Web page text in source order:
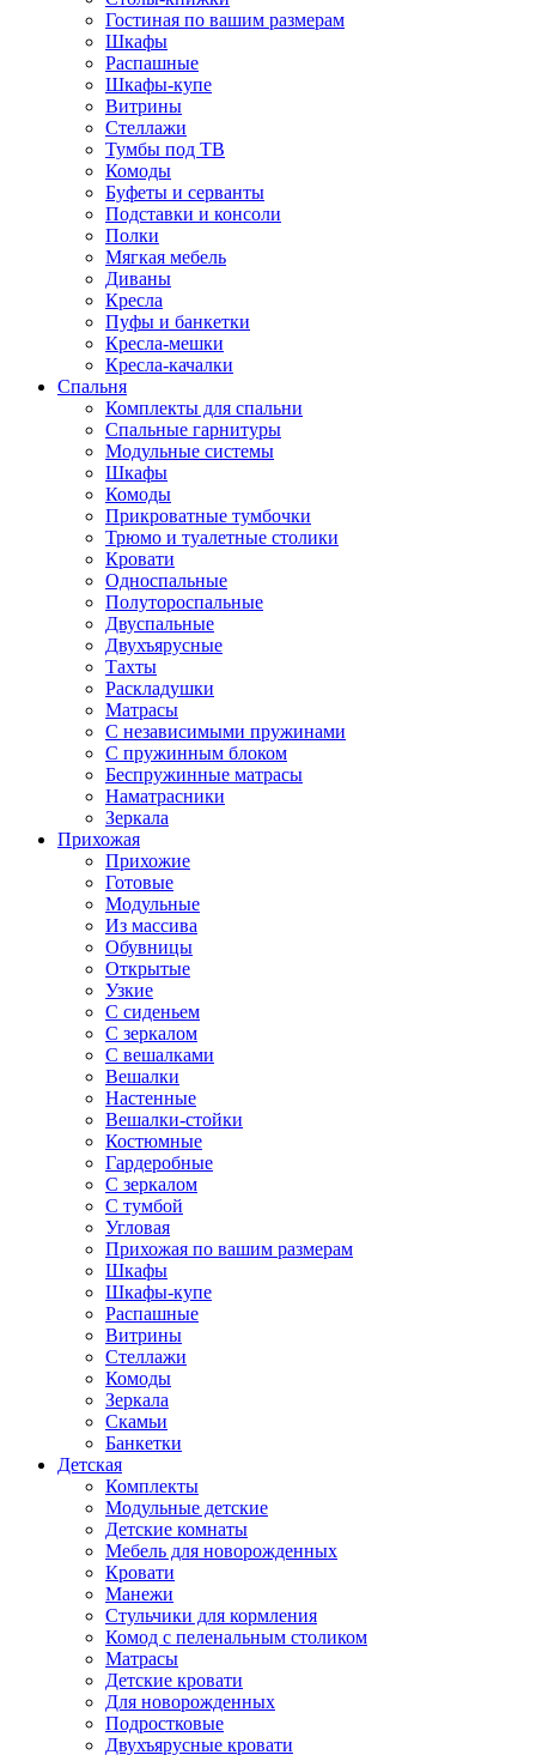
Гостиная по вашим размерам
Шкафы
Распашные
Шкафы-купе
Витрины
Стеллажи
Тумбы под ТВ
Комоды
Буфеты и серванты
Подставки и консоли
Полки
Мягкая мебель
Диваны
Кресла
Пуфы и банкетки
Кресла-мешки
Кресла-качалки
Спальня
Комплекты для спальни
Спальные гарнитуры
Модульные системы
Шкафы
Комоды
Прикроватные тумбочки
Трюмо и туалетные столики
Кровати
Односпальные
Полутороспальные
Двуспальные
Двухъярусные
Тахты
Раскладушки
Матрасы
С независимыми пружинами
С пружинным блоком
Беспружинные матрасы
Наматрасники
Зеркала
Прихожая
Прихожие
Готовые
Модульные
Из массива
Обувницы
Открытые
Узкие
С сиденьем
С зеркалом
С вешалками
Вешалки
Настенные
Вешалки-стойки
Костюмные
Гардеробные
С зеркалом
С тумбой
Угловая
Прихожая по вашим размерам
Шкафы
Шкафы-купе
Распашные
Витрины
Стеллажи
Комоды
Зеркала
Скамьи
Банкетки
Детская
Комплекты
Модульные детские
Детские комнаты
Мебель для новорожденных
Кровати
Манежи
Стульчики для кормления
Комод с пеленальным столиком
Матрасы
Детские кровати
Для новорожденных
Подростковые
Двухъярусные кровати